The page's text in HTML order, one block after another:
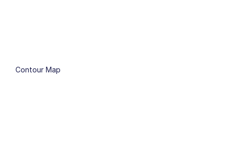
Contour Map